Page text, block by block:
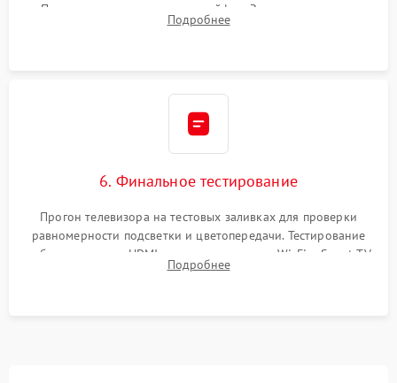
Подключение внутренних шлейфов. Закрытие корпуса.
Сброс настроек и обновление программного обеспечения.
Подробнее
6. Финальное тестирование
Прогон телевизора на тестовых заливках для проверки
равномерности подсветки и цветопередачи. Тестирование
работы разъемов HDMI, динамиков, модуля Wi-Fi и Smart TV
в рабочем режиме в течение нескольких часов.
Подробнее